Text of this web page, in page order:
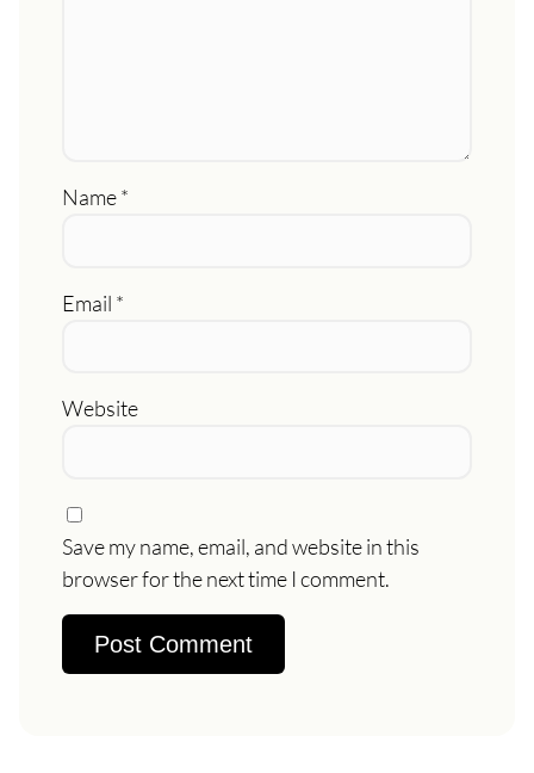
Name*
Email *
Website
Save my name, email, and website in this
browser for the next time I comment.